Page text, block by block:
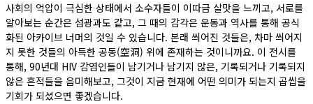
사회의 억압이 극심한 상태에서 소수자들이 이따금 살맛을 느끼고, 서로를
알아보는 순간은 섬광과도 같고, 그 때의 감각은 운동과 역사를 통해 공식
화된 아카이브 너머의 것일 수 있습니다. 본래 씌어진 것들은, 차마 씌어지
지 못한 것들의 아득한 공동(空洞) 위에 존재하는 것이니까요. 이 전시를
통해, 90년대 HIV 감염인들이 남기거나 남기지 않은, 기록되거나 기록되지
않은 흔적들을 음미해보고, 그것이 지금 현재에 어떤 의미가 되는지 곱씹을
기회가 되셨으면 좋겠습니다.